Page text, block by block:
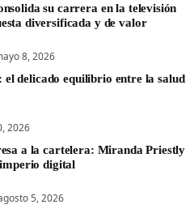
su carrera en la televisión
diversificada y de valor
8, 2026
el delicado equilibrio entre la salud
2026
a la cartelera: Miranda Priestly
digital
5, 2026